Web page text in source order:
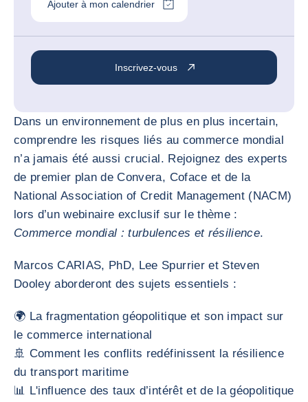
Ajouter à mon calendrier
Inscrivez-vous
Dans un environnement de plus en plus incertain,
comprendre les risques liés au commerce mondial
n’a jamais été aussi crucial. Rejoignez des experts
de premier plan de Convera, Coface et de la
National Association of Credit Management (NACM)
lors d’un webinaire exclusif sur le thème :
Commerce mondial : turbulences et résilience.
Marcos CARIAS, PhD, Lee Spurrier et Steven
Dooley aborderont des sujets essentiels :
🌍 La fragmentation géopolitique et son impact sur
le commerce international
🚢 Comment les conflits redéfinissent la résilience
du transport maritime
📊 L'influence des taux d’intérêt et de la géopolitique